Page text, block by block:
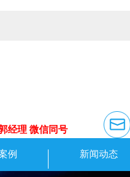
经理 微信同号
例 新闻动态